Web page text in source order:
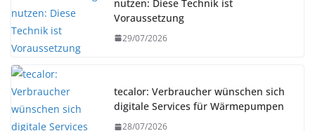
nutzen: Diese Technik ist
Voraussetzung
29/07/2026
tecalor: Verbraucher wünschen sich
digitale Services für Wärmepumpen
28/07/2026